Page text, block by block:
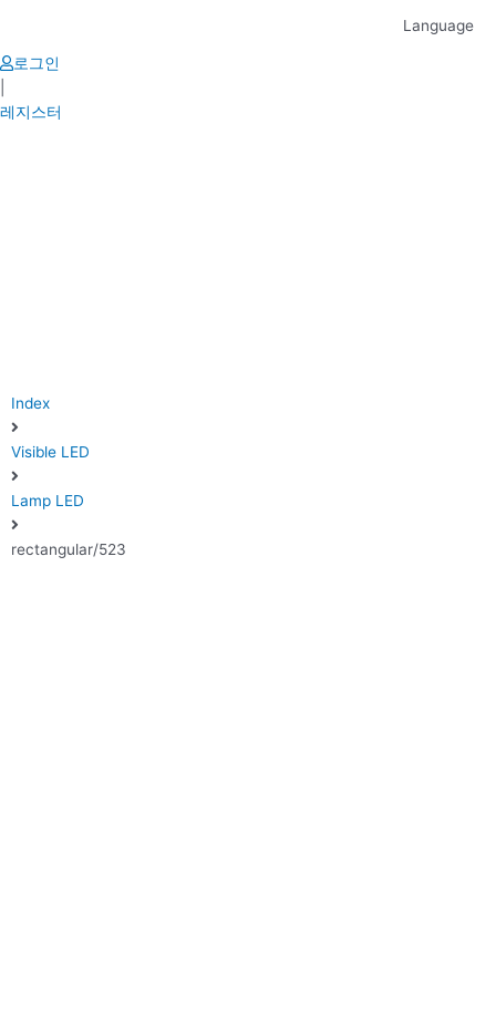
content
Language
로그인
레지스터
Index
Visible LED
Lamp LED
rectangular/523